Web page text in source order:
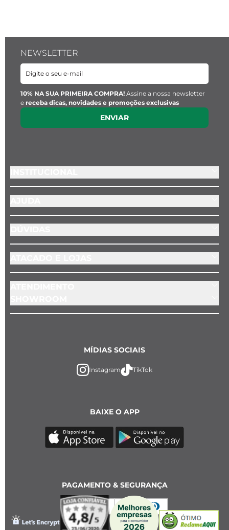
NEWSLETTER
10% NA SUA PRIMEIRA COMPRA! Assine a nossa newsletter
e receba dicas, novidades e promoções exclusivas
ENVIAR
BAIXE O APP
MÍDIAS SOCIAIS
Instagram TikTok
PAGAMENTO & SEGURANÇA